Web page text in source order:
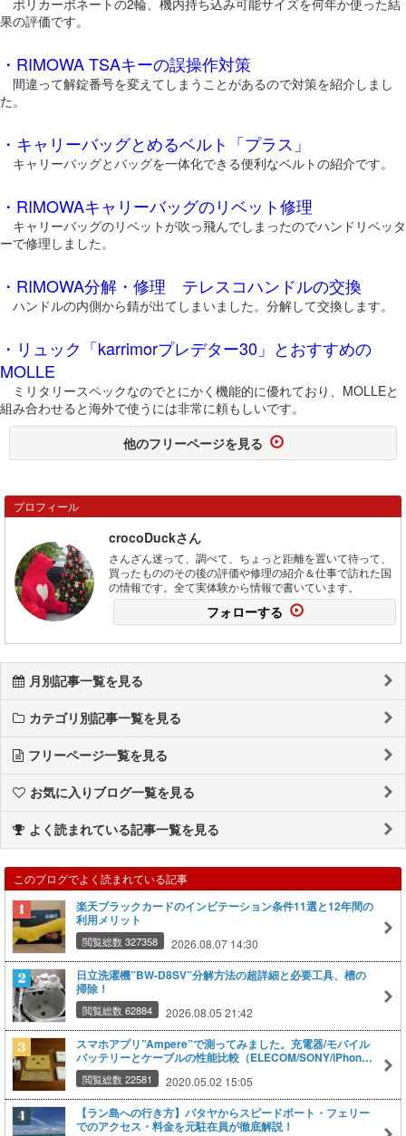
果の評価です。
・RIMOWA TSAキーの誤操作対策
間違って解錠番号を変えてしまうことがあるので対策を紹介しまし
た。
・キャリーバッグとめるベルト「プラス」
キャリーバッグとバッグを一体化できる便利なベルトの紹介です。
・RIMOWAキャリーバッグのリベット修理
キャリーバッグのリベットが吹っ飛んでしまったのでハンドリベッタ
ーで修理しました。
・RIMOWA分解・修理 テレスコハンドルの交換
ハンドルの内側から錆が出てしまいました。分解して交換します。
・リュック「karrimorプレデター30」とおすすめの
MOLLE
ミリタリースペックなのでとにかく機能的に優れており、MOLLEと
組み合わせると海外で使うには非常に頼もしいです。
他のフリーページを見る
プロフィール
crocoDuckさん
さんざん迷って、調べて、ちょっと距離を置いて待って、
買ったもののその後の評価や修理の紹介＆仕事で訪れた国
の情報です。全て実体験から情報で書いています。
フォローする
月別記事一覧を見る
カテゴリ別記事一覧を見る
フリーページ一覧を見る
お気に入りブログ一覧を見る
よく読まれている記事一覧を見る
このブログでよく読まれている記事
楽天ブラックカードのインビテーション条件11選と12年間の
利用メリット
閲覧総数 327358 2026.08.07 14:30
日立洗濯機”BW-D8SV”分解方法の超詳細と必要工具、槽の
掃除！
閲覧総数 62884 2026.08.05 21:42
スマホアプリ”Ampere”で測ってみました。充電器/モバイル
バッテリーとケーブルの性能比較（ELECOM/SONY/iPhone
純正など）
閲覧総数 22581 2020.05.02 15:05
【ラン島への行き方】パタヤからスピードボート・フェリー
でのアクセス・料金を元駐在員が徹底解説！